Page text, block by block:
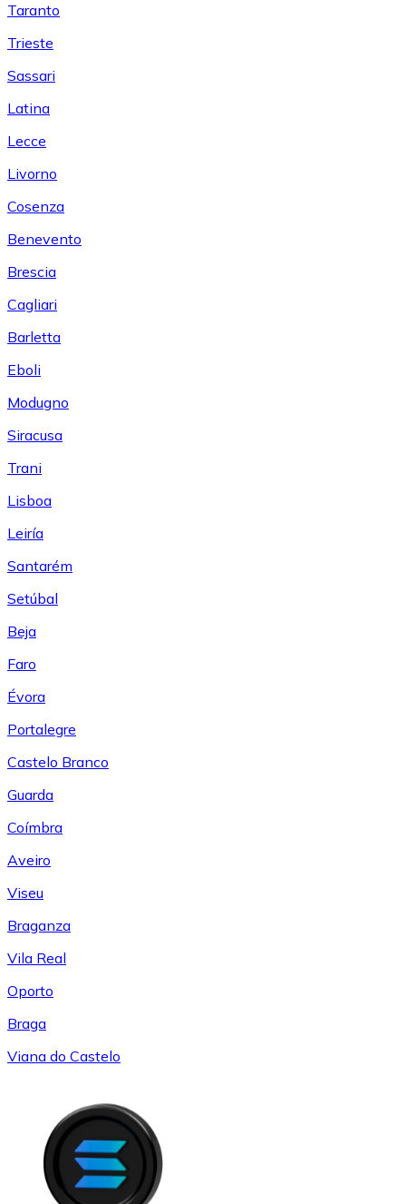
Taranto
Trieste
Sassari
Latina
Lecce
Livorno
Cosenza
Benevento
Brescia
Cagliari
Barletta
Eboli
Modugno
Siracusa
Trani
Lisboa
Leiría
Santarém
Setúbal
Beja
Faro
Évora
Portalegre
Castelo Branco
Guarda
Coímbra
Aveiro
Viseu
Braganza
Vila Real
Oporto
Braga
Viana do Castelo